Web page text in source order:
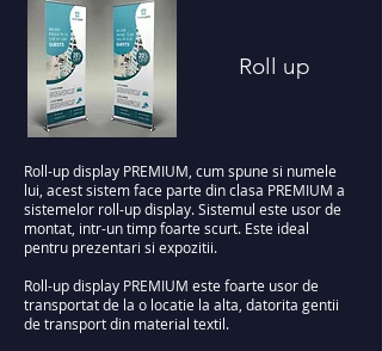
Roll up
Roll-up display PREMIUM, cum spune si numele
lui, acest sistem face parte din clasa PREMIUM a
sistemelor roll-up display. Sistemul este usor de
montat, intr-un timp foarte scurt. Este ideal
pentru prezentari si expozitii.
Roll-up display PREMIUM este foarte usor de
transportat de la o locatie la alta, datorita gentii
de transport din material textil.